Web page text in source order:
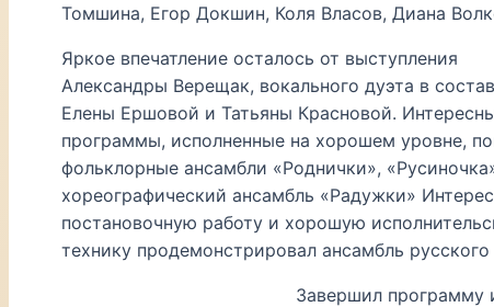
Томшина, Егор Докшин, Коля Власов, Диана
Яркое впечатление осталось от выступления
Александры Верещак, вокального дуэта в
Елены Ершовой и Татьяны Красновой.
программы, исполненные на хорошем уровне,
фольклорные ансамбли «Роднички»,
хореографический ансамбль «Радужки»
постановочную работу и хорошую
технику продемонстрировал ансамбль
Завершил программу